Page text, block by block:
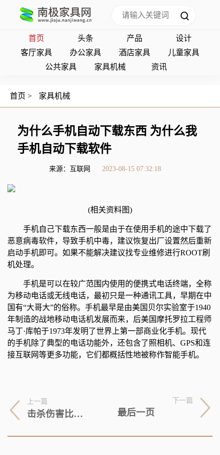
首页 头条 产品
设计
客厅家具
办公家具 酒店家具
儿童家具
公共家具
家具机械 资讯
首页 > 家具机械
为什么手机自动下载东西 为什么我
手机自动下载软件
来源：互联网 2023-08-15 07:32:18
(相关资料图)
手机自己下载东西一般是由于在使用手机的途中下载了
恶意病毒软件，导致手机中毒，建议恢复出厂设置然后重新
启动手机即可。如果不能解决建议找专业维修进行ROOT刷
机处理。
手机是可以在较广范围内使用的便携式电话终端，全称
为移动电话或无线电话，最初只是一种通讯工具，早期在中
国有“大哥大”的俗称。手机最早是由美国贝尔实验室于1940
年制造的战地移动电话机发展而来，后美国摩托罗拉工程师
马丁·库帕于1973年发明了世界上第一部商业化手机。现代
的手机除了典型的电话功能外，还包含了照相机、GPS和连
接互联网等更多功能，它们都概括性地被称作智能手机。
上一篇
击杀伤害比（连击杀伤率）
下一篇
最后一页